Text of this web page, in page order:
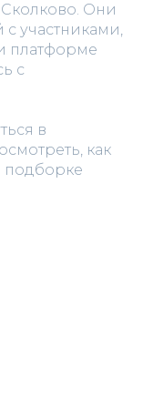
Сколково. Они
участниками,
платформе
с
в
как